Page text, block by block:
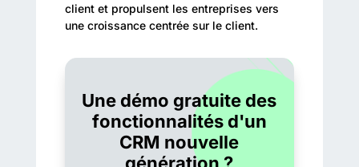
client et propulsent les entreprises vers
une croissance centrée sur le client.
Une démo gratuite des
fonctionnalités d'un
CRM nouvelle